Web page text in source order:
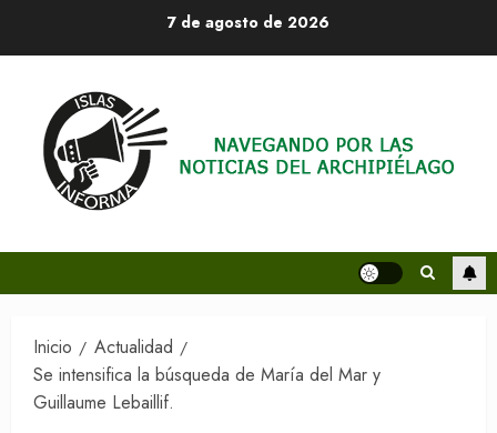
7 de agosto de 2026
Inicio
Actualidad
Se intensifica la búsqueda de María del Mar y
Guillaume Lebaillif.